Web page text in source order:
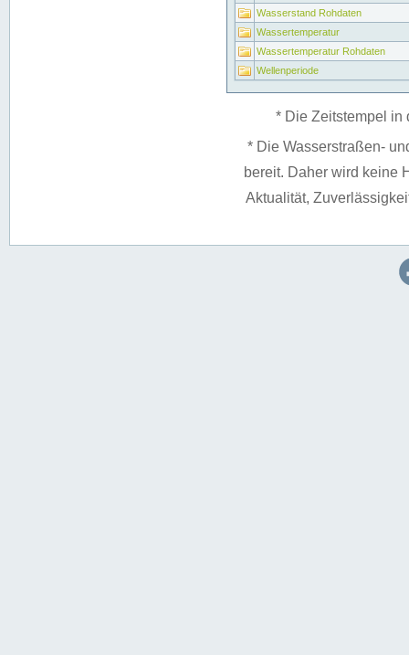
Wasserstand Rohdaten
Wassertemperatur
Wassertemperatur Rohdaten
Wellenperiode
* Die Zeitstempel in
* Die Wasserstraßen-
bereit. Daher wird keine
Aktualität,